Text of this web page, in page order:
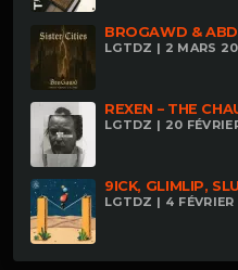
BROGAWD &
LGTDZ | 2 MARS
REXEN – THE
LGTDZ | 20
9ICK, GLIMLIP,
LGTDZ | 4